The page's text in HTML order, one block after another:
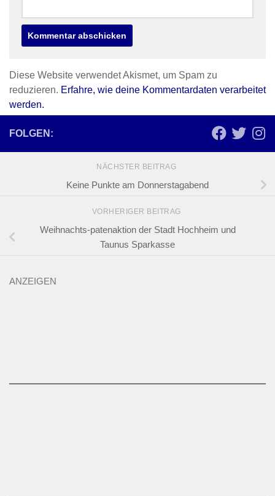
Diese Website verwendet Akismet, um Spam zu
reduzieren. Erfahre, wie deine Kommentardaten verarbeitet
werden.
FOLGEN:
NÄCHSTER BEITRAG
Keine Punkte am Donnerstagabend
VORHERIGER BEITRAG
Weihnachts-patenaktion der Stadt Hochheim und
Taunus Sparkasse
ANZEIGEN